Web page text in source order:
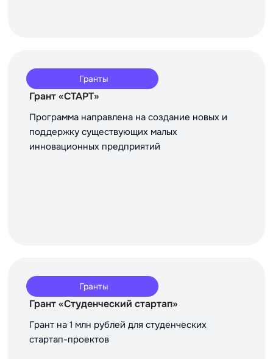
Гранты
Грант «СТАРТ»
Программа направлена на создание новых и
поддержку существующих малых
инновационных предприятий
Гранты
Грант «Студенческий стартап»
Грант на 1 млн рублей для студенческих
стартап-проектов